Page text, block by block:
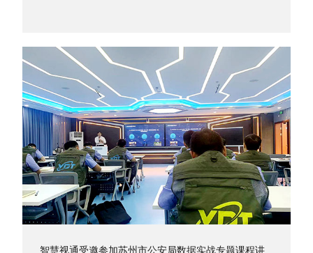
智慧视通受邀参加苏州市公安局数据实战专题课程讲